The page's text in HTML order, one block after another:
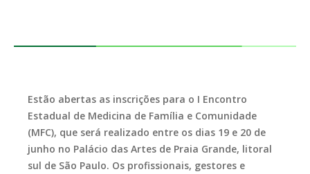
Estão abertas as inscrições para o I Encontro
Estadual de Medicina de Família e Comunidade
(MFC), que será realizado entre os dias 19 e 20 de
junho no Palácio das Artes de Praia Grande, litoral
sul de São Paulo. Os profissionais, gestores e